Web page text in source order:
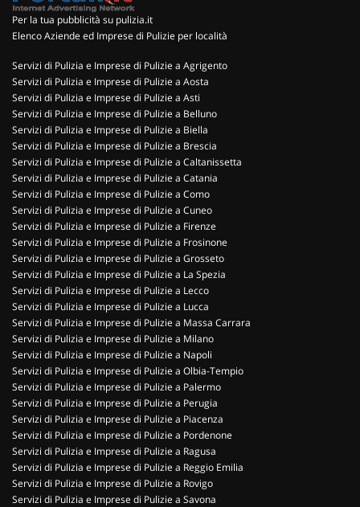
Per la tua pubblicità su pulizia.it
Elenco Aziende ed Imprese di Pulizie per località
Servizi di Pulizia e Imprese di Pulizie a Agrigento
Servizi di Pulizia e Imprese di Pulizie a Aosta
Servizi di Pulizia e Imprese di Pulizie a Asti
Servizi di Pulizia e Imprese di Pulizie a Belluno
Servizi di Pulizia e Imprese di Pulizie a Biella
Servizi di Pulizia e Imprese di Pulizie a Brescia
Servizi di Pulizia e Imprese di Pulizie a Caltanissetta
Servizi di Pulizia e Imprese di Pulizie a Catania
Servizi di Pulizia e Imprese di Pulizie a Como
Servizi di Pulizia e Imprese di Pulizie a Cuneo
Servizi di Pulizia e Imprese di Pulizie a Firenze
Servizi di Pulizia e Imprese di Pulizie a Frosinone
Servizi di Pulizia e Imprese di Pulizie a Grosseto
Servizi di Pulizia e Imprese di Pulizie a La Spezia
Servizi di Pulizia e Imprese di Pulizie a Lecco
Servizi di Pulizia e Imprese di Pulizie a Lucca
Servizi di Pulizia e Imprese di Pulizie a Massa Carrara
Servizi di Pulizia e Imprese di Pulizie a Milano
Servizi di Pulizia e Imprese di Pulizie a Napoli
Servizi di Pulizia e Imprese di Pulizie a Olbia-Tempio
Servizi di Pulizia e Imprese di Pulizie a Palermo
Servizi di Pulizia e Imprese di Pulizie a Perugia
Servizi di Pulizia e Imprese di Pulizie a Piacenza
Servizi di Pulizia e Imprese di Pulizie a Pordenone
Servizi di Pulizia e Imprese di Pulizie a Ragusa
Servizi di Pulizia e Imprese di Pulizie a Reggio Emilia
Servizi di Pulizia e Imprese di Pulizie a Rovigo
Servizi di Pulizia e Imprese di Pulizie a Savona